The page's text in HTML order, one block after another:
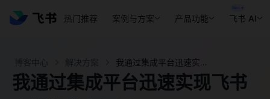
热门推荐 案例与方案 产品功能 飞书 AI
我通过集成平台迅速实现飞书